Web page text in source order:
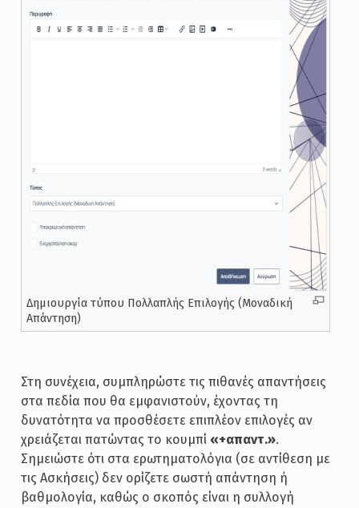
Δημιουργία τύπου Πολλαπλής Επιλογής (Μοναδική
Απάντηση)
Στη συνέχεια, συμπληρώστε τις πιθανές απαντήσεις
στα πεδία που θα εμφανιστούν, έχοντας τη
δυνατότητα να προσθέσετε επιπλέον επιλογές αν
χρειάζεται πατώντας το κουμπί «+απαντ.».
Σημειώστε ότι στα ερωτηματολόγια (σε αντίθεση με
τις Ασκήσεις) δεν ορίζετε σωστή απάντηση ή
βαθμολογία, καθώς ο σκοπός είναι η συλλογή